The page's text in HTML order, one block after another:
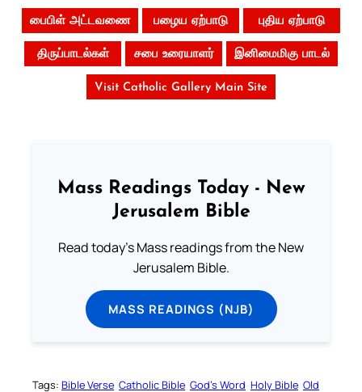
பைபிள் அட்டவணை பழைய ஏற்பாடு புதிய ஏற்பாடு
திருப்பாடல்கள் சபை உரையாளர் இனிமைமிகு பாடல்
Visit Catholic Gallery Main Site
Mass Readings Today - New
Jerusalem Bible
Read today's Mass readings from the New
Jerusalem Bible.
MASS READINGS (NJB)
Tags: Bible Verse Catholic Bible God’s Word Holy Bible Old